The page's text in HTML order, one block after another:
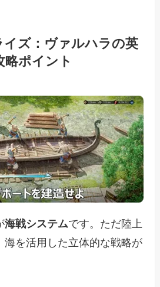
ズ：ヴァルハラの英
略ポイント
海戦システムです。ただ陸上
海を活用した立体的な戦略が